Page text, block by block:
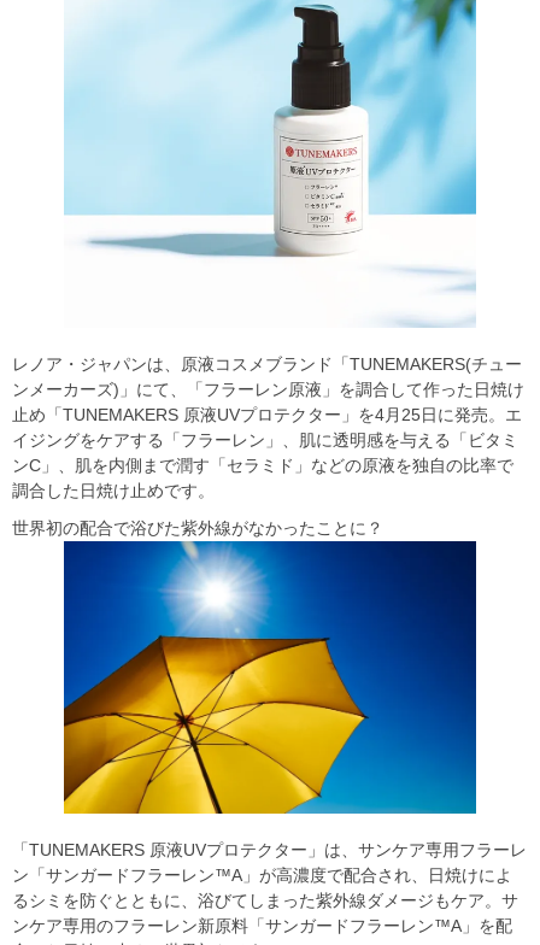
レノア・ジャパンは、原液コスメブランド「TUNEMAKERS(チュー
ンメーカーズ)」にて、「フラーレン原液」を調合して作った日焼け
止め「TUNEMAKERS 原液UVプロテクター」を4月25日に発売。エ
イジングをケアする「フラーレン」、肌に透明感を与える「ビタミ
ンC」、肌を内側まで潤す「セラミド」などの原液を独自の比率で
調合した日焼け止めです。
世界初の配合で浴びた紫外線がなかったことに？
「TUNEMAKERS 原液UVプロテクター」は、サンケア専用フラーレ
ン「サンガードフラーレン™A」が高濃度で配合され、日焼けによ
るシミを防ぐとともに、浴びてしまった紫外線ダメージもケア。サ
ンケア専用のフラーレン新原料「サンガードフラーレン™A」を配